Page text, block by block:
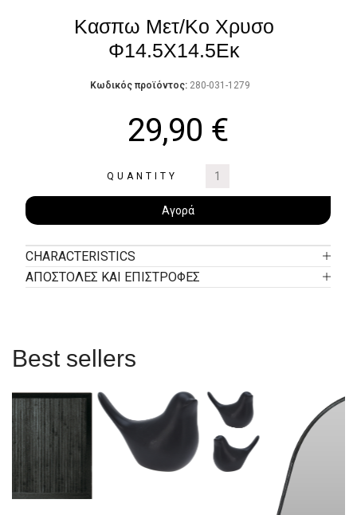
Κασπω Μετ/Κο Χρυσο
Φ14.5Χ14.5Εκ
Κωδικός προϊόντος: 280-031-1279
29,90 €
QUANTITY
Αγορά
CHARACTERISTICS
ΑΠΟΣΤΟΛΕΣ ΚΑΙ ΕΠΙΣΤΡΟΦΕΣ
Best sellers